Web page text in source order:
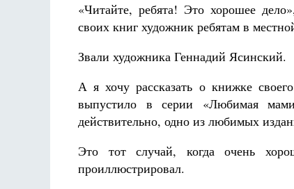
«Читайте, ребята! Это хорошее
своих книг художник ребятам в
Звали художника Геннадий Ясинский.
А я хочу рассказать о книжке
выпустило в серии «Любимая
действительно, одно из любимых
Это тот случай, когда очень
проиллюстрировал.
Как найти своё место в жизни
Кирилл Мурышев